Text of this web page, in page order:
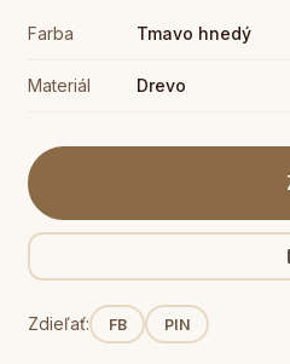
Farba Tmavo hnedý
Materiál Drevo
Zdieľať: FB PIN